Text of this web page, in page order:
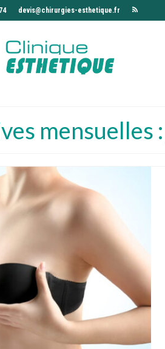
devis@chirurgies-esthetique.fr
mensuelles